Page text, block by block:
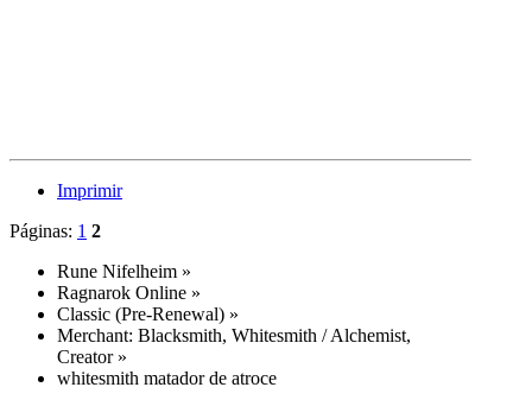
Imprimir
Páginas: 1 2
Rune Nifelheim »
Ragnarok Online »
Classic (Pre-Renewal) »
Merchant: Blacksmith, Whitesmith / Alchemist,
Creator»
whitesmith matador de atroce